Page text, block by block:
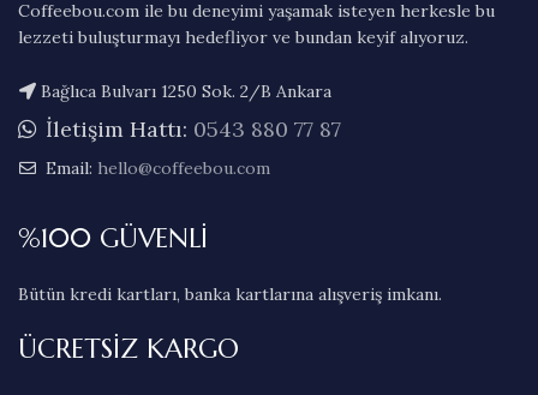
Coffeebou.com ile bu deneyimi yaşamak isteyen herkesle bu
lezzeti buluşturmayı hedefliyor ve bundan keyif alıyoruz.
Bağlıca Bulvarı 1250 Sok. 2/B Ankara
İletişim Hattı: 0543 880 77 87
Email: hello@coffeebou.com
%100 GÜVENLİ
Bütün kredi kartları, banka kartlarına alışveriş imkanı.
ÜCRETSİZ KARGO